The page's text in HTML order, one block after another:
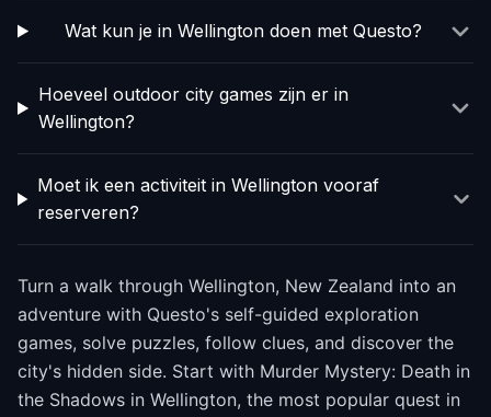
Wat kun je in Wellington doen met Questo?
Hoeveel outdoor city games zijn er in
Wellington?
Moet ik een activiteit in Wellington vooraf
reserveren?
Turn a walk through Wellington, New Zealand into an
adventure with Questo's self-guided exploration
games, solve puzzles, follow clues, and discover the
city's hidden side. Start with Murder Mystery: Death in
the Shadows in Wellington, the most popular quest in